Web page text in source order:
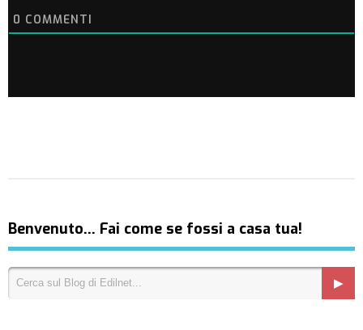
0 COMMENTI
Benvenuto… Fai come se fossi a casa tua!